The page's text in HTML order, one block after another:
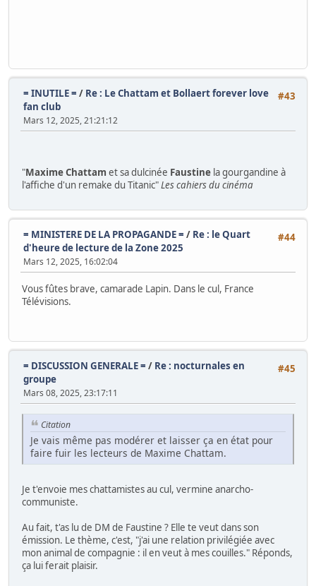
#43
= INUTILE = / Re : Le Chattam et Bollaert forever love
fan club
Mars 12, 2025, 21:21:12
"Maxime Chattam et sa dulcinée Faustine la gourgandine à
l'affiche d'un remake du Titanic"Les cahiers du cinéma
#44
= MINISTERE DE LA PROPAGANDE = / Re : le Quart
d'heure de lecture de la Zone 2025
Mars 12, 2025, 16:02:04
Vous fûtes brave, camarade Lapin. Dans le cul, France
Télévisions.
#45
= DISCUSSION GENERALE = / Re : nocturnales en
groupe
Mars 08, 2025, 23:17:11
Citation
Je vais même pas modérer et laisser ça en état pour
faire fuir les lecteurs de Maxime Chattam.
Je t'envoie mes chattamistes au cul, vermine anarcho-
communiste.
Au fait, t'as lu de DM de Faustine ? Elle te veut dans son
émission. Le thème, c'est, "j'ai une relation privilégiée avec
mon animal de compagnie : il en veut à mes couilles." Réponds,
ça lui ferait plaisir.